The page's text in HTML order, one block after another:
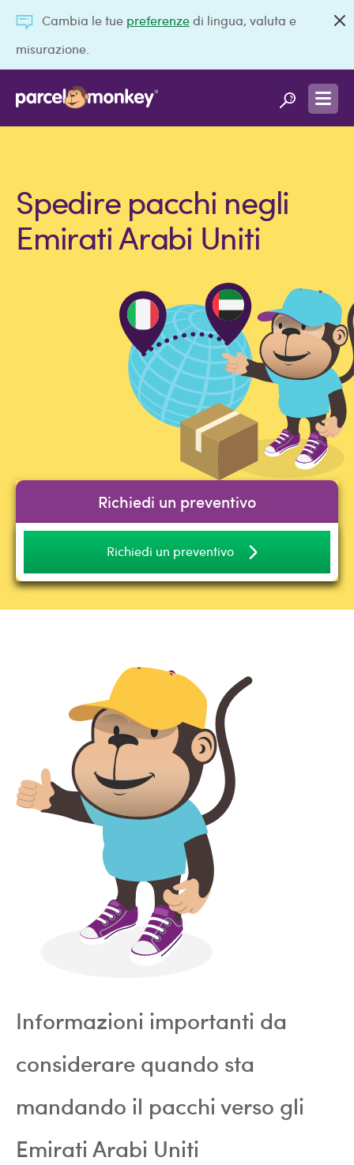
Cambia le tue preferenzedi lingua, valuta e
misurazione.
Spedire pacchi negli
Emirati Arabi Uniti
Richiedi un preventivo
Richiedi un preventivo
Informazioni importanti da
considerare quando sta
mandando il pacchi verso gli
Emirati Arabi Uniti